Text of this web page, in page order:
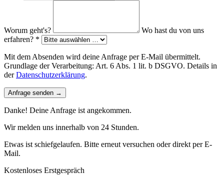
Worum geht's?
Wo hast du von uns
erfahren? *
Mit dem Absenden wird deine Anfrage per E-Mail übermittelt.
Grundlage der Verarbeitung: Art. 6 Abs. 1 lit. b DSGVO. Details in
derDatenschutzerklärung.
Anfrage senden →
Danke! Deine Anfrage ist angekommen.
Wir melden uns innerhalb von 24 Stunden.
Etwas ist schiefgelaufen. Bitte erneut versuchen oder direkt per E-
Mail.
Kostenloses Erstgespräch